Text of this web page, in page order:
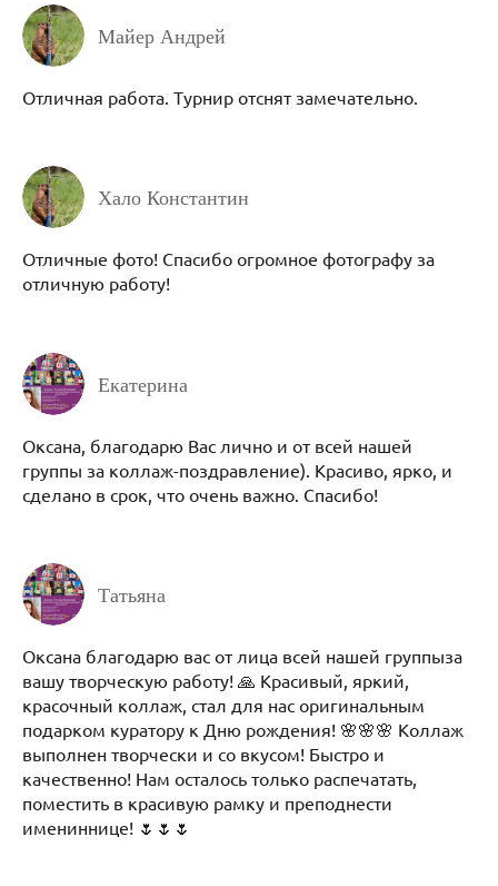
Майер Андрей
Отличная работа. Турнир отснят замечательно.
Хало Константин
Отличные фото! Спасибо огромное фотографу за
отличную работу!
Екатерина
Оксана, благодарю Вас лично и от всей нашей
группы за коллаж-поздравление). Красиво, ярко, и
сделано в срок, что очень важно. Спасибо!
Татьяна
Оксана благодарю вас от лица всей нашей группыза
вашу творческую работу! 🙏 Красивый, яркий,
красочный коллаж, стал для нас оригинальным
подарком куратору к Дню рождения! 🌸🌸🌸 Коллаж
выполнен творчески и со вкусом! Быстро и
качественно! Нам осталось только распечатать,
поместить в красивую рамку и преподнести
имениннице! 🌷🌷🌷